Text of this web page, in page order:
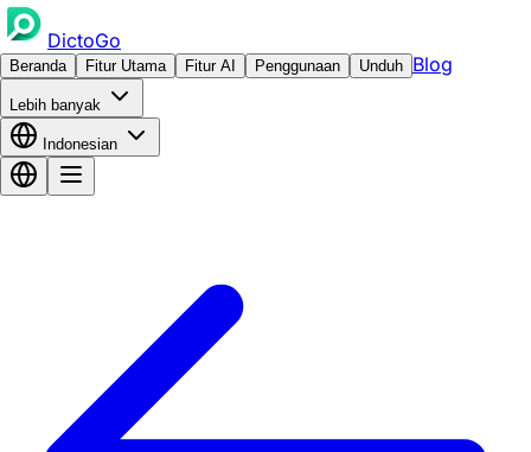
DictoGo
Beranda Fitur Utama Fitur AI Penggunaan Unduh Blog
Lebih banyak
Indonesian